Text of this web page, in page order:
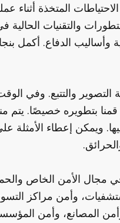
الاحتياطات المتخذة أثناء
والتقنيات الحالية
الدفاع. أكمل
التصوير والتتبع. وفي
بتطويره خصيصًا. يتم
ويمكن إعطاء الأمثلة
مجال الأمن الخاص
وأمن مراكز
المصانع، وأمن